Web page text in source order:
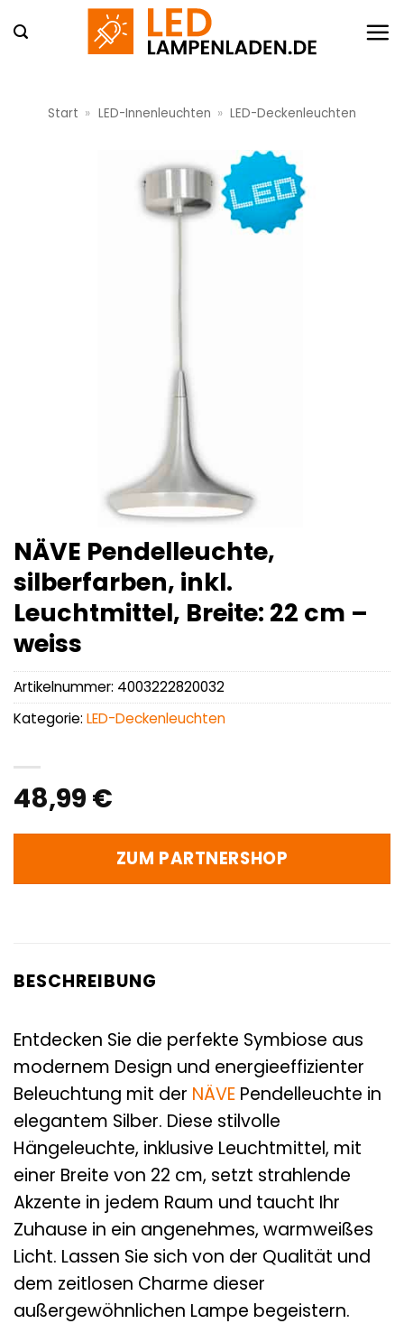
Inhalt
Start » LED-Innenleuchten » LED-Deckenleuchten
NÄVE Pendelleuchte,
silberfarben, inkl.
Leuchtmittel, Breite: 22 cm –
weiss
48,99 €
ZUM PARTNERSHOP
Artikelnummer: 4003222820032
Kategorie: LED-Deckenleuchten
BESCHREIBUNG
Entdecken Sie die perfekte Symbiose aus
modernem Design und energieeffizienter
Beleuchtung mit der NÄVE Pendelleuchte in
elegantem Silber. Diese stilvolle
Hängeleuchte, inklusive Leuchtmittel, mit
einer Breite von 22 cm, setzt strahlende
Akzente in jedem Raum und taucht Ihr
Zuhause in ein angenehmes, warmweißes
Licht. Lassen Sie sich von der Qualität und
dem zeitlosen Charme dieser
außergewöhnlichen Lampe begeistern.